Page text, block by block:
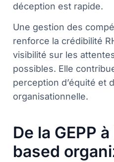
déception est rapide.
Une gestion des
renforce la crédibilité
visibilité sur les
possibles. Elle
perception d’équité et
organisationnelle.
De la GEPP
based